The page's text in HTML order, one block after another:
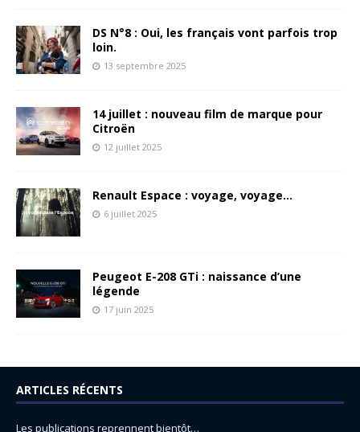
DS N°8 : Oui, les français vont parfois trop
loin.
13 septembre 2025
14 juillet : nouveau film de marque pour
Citroën
12 juillet 2025
Renault Espace : voyage, voyage…
6 juillet 2025
Peugeot E-208 GTi : naissance d’une
légende
17 juin 2025
ARTICLES RÉCENTS
Les publications reprennent bientôt…